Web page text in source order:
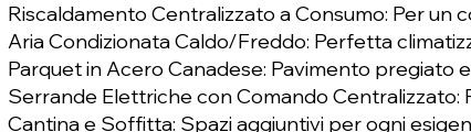
Riscaldamento Centralizzato a Consumo: Per
Aria Condizionata Caldo/Freddo: Perfetta
Parquet in Acero Canadese: Pavimento pregiato
Serrande Elettriche con Comando Centralizzato:
Cantina e Soffitta: Spazi aggiuntivi per ogni